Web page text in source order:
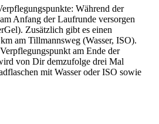
Während der
Anfang der Laufrunde versorgen
Zusätzlich gibt es einen
am Tillmannsweg (Wasser, ISO).
am Ende der
von Dir demzufolge drei Mal
mit Wasser oder ISO sowie